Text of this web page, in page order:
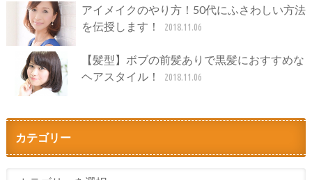
アイメイクのやり方！50代にふさわしい方法
を伝授します！
2018.11.06
【髪型】ボブの前髪ありで黒髪におすすめな
ヘアスタイル！
2018.11.06
カテゴリー